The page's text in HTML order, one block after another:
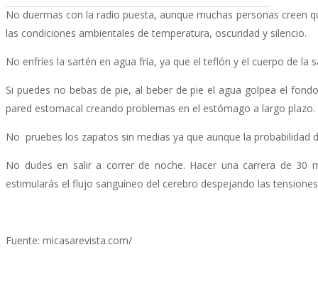
No duermas con la radio puesta, aunque muchas personas creen
las condiciones ambientales de temperatura, oscuridad y silencio.
No enfríes la sartén en agua fría, ya que el teflón y el cuerpo de la
Si puedes no bebas de pie, al beber de pie el agua golpea el
pared estomacal creando problemas en el estómago a largo plazo.
No pruebes los zapatos sin medias ya que aunque la probabilidad
No dudes en salir a correr de noche. Hacer una carrera de 30
estimularás el flujo sanguíneo del cerebro despejando las
Fuente: micasarevista.com/